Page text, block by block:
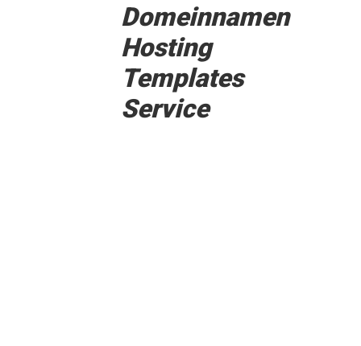
Domeinnamen
Hosting
Templates
Service